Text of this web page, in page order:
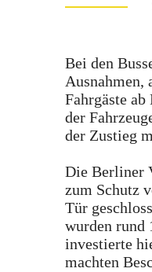
Bei den
Ausnahmen,
Fahrgäste
der
der Zustieg
Die Berliner
zum Schutz
Tür
wurden rund
investierte
machten